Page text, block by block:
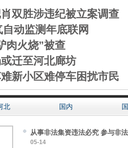
双胜涉违纪被立案调查
动监测年底联网
肉火烧”被查
迁至河北廊坊
新小区难停车困扰市民
北 国内
从事非法集资违法必究 参与非
05-14